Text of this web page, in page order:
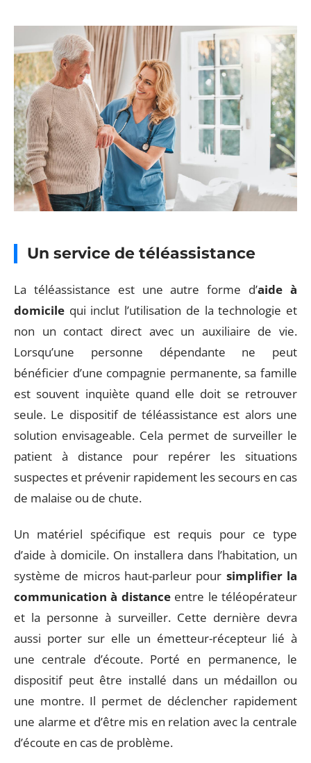
Un service de téléassistance
La téléassistance est une autre forme d’aide à
domicile qui inclut l’utilisation de la technologie et
non un contact direct avec un auxiliaire de vie.
Lorsqu’une personne dépendante ne peut
bénéficier d’une compagnie permanente, sa famille
est souvent inquiète quand elle doit se retrouver
seule. Le dispositif de téléassistance est alors une
solution envisageable. Cela permet de surveiller le
patient à distance pour repérer les situations
suspectes et prévenir rapidement les secours en cas
de malaise ou de chute.
Un matériel spécifique est requis pour ce type
d’aide à domicile. On installera dans l’habitation, un
système de micros haut-parleur pour simplifier la
communication à distanceentre le téléopérateur
et la personne à surveiller. Cette dernière devra
aussi porter sur elle un émetteur-récepteur lié à
une centrale d’écoute. Porté en permanence, le
dispositif peut être installé dans un médaillon ou
une montre. Il permet de déclencher rapidement
une alarme et d’être mis en relation avec la centrale
d’écoute en cas de problème.